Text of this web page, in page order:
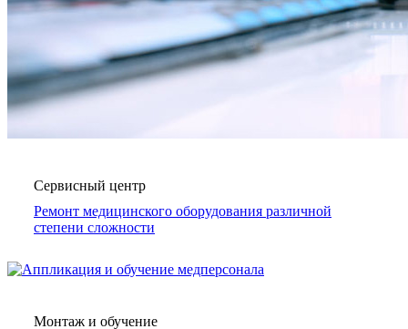
Сервисный центр
Ремонт медицинского оборудования различной
степени сложности
Монтаж и обучение